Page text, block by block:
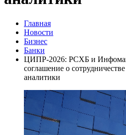
Главная
Новости
Бизнес
Банки
ЦИПР-2026: РСХБ и
соглашение о
аналитики